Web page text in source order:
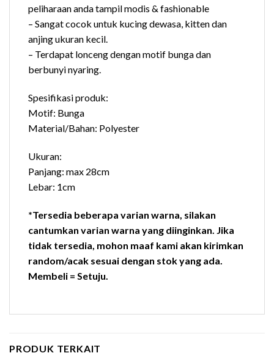
peliharaan anda tampil modis & fashionable
– Sangat cocok untuk kucing dewasa, kitten dan
anjing ukuran kecil.
– Terdapat lonceng dengan motif bunga dan
berbunyi nyaring.
Spesifikasi produk:
Motif: Bunga
Material/Bahan: Polyester
Ukuran:
Panjang: max 28cm
Lebar: 1cm
*Tersedia beberapa varian warna, silakan
cantumkan varian warna yang diinginkan. Jika
tidak tersedia, mohon maaf kami akan kirimkan
random/acak sesuai dengan stok yang ada.
Membeli = Setuju.
PRODUK TERKAIT